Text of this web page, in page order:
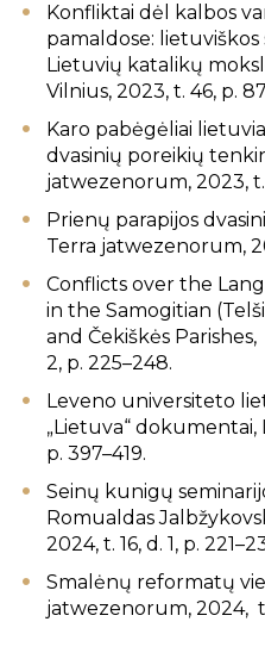
Konfliktai dėl kalbos
pamaldose: lietuviškos
Lietuvių katalikų
Vilnius, 2023, t. 46, p.
Karo pabėgėliai
dvasinių poreikių
jatwezenorum, 2023, t.
Prienų parapijos
Terra jatwezenorum,
Conflicts over the
in the Samogitian
and Čekiškės
2, p. 225–248.
Leveno universiteto
„Lietuva“ dokumentai,
p. 397–419.
Seinų kunigų
Romualdas
2024, t. 16, d. 1, p.
Smalėnų reformatų
jatwezenorum, 2024, t.